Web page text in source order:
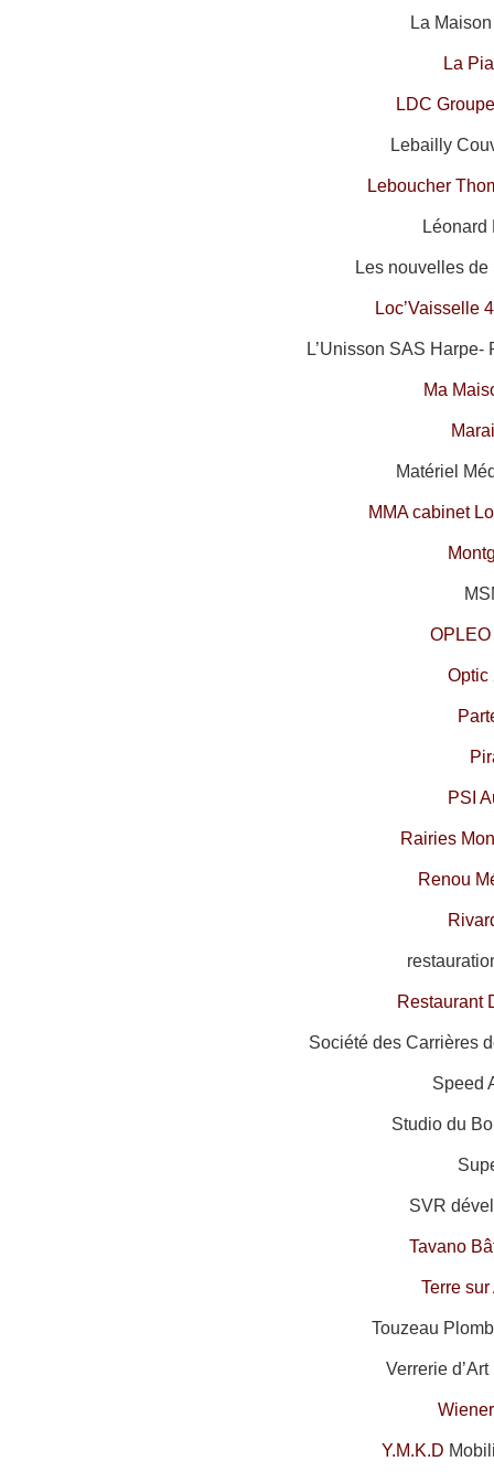
La
La
LDC
Lebailly
Leboucher
Léonard
Les nouvelles
Loc’Vaisselle
L’Unisson SAS
Ma
Matériel
MMA cabinet
Optic
PSI
Rairies
Renou
R
Restaurant
Société des Carrières
Speed
Studio du
SVR
Tavano
Terre
Touzeau
Verrerie
Y.M.K.D